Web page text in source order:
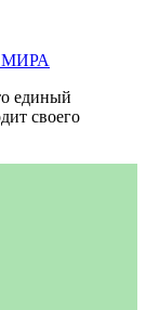
единый
своего